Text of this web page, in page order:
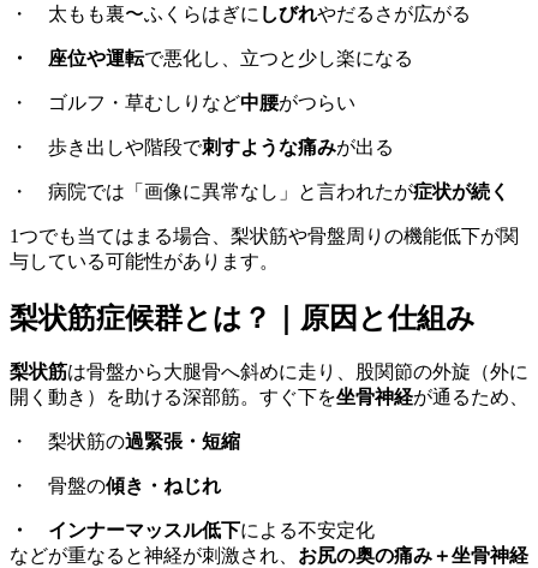
・ 太もも裏〜ふくらはぎに しびれやだるさが広がる
・ 座位や運転で悪化し、立つと少し楽になる
・ ゴルフ・草むしりなど中腰がつらい
・ 歩き出しや階段で刺すような痛みが出る
・ 病院では「画像に異常なし」と言われたが症状が続く
1つでも当てはまる場合、梨状筋や骨盤周りの機能低下が関
与している可能性があります。
梨状筋症候群とは？｜原因と仕組み
梨状筋は骨盤から大腿骨へ斜めに走り、股関節の外旋（外に
開く動き）を助ける深部筋。すぐ下を坐骨神経が通るため、
・ 梨状筋の過緊張・短縮
・ 骨盤の傾き・ねじれ
・ インナーマッスル低下による不安定化
などが重なると神経が刺激され、 お尻の奥の痛み＋坐骨神経